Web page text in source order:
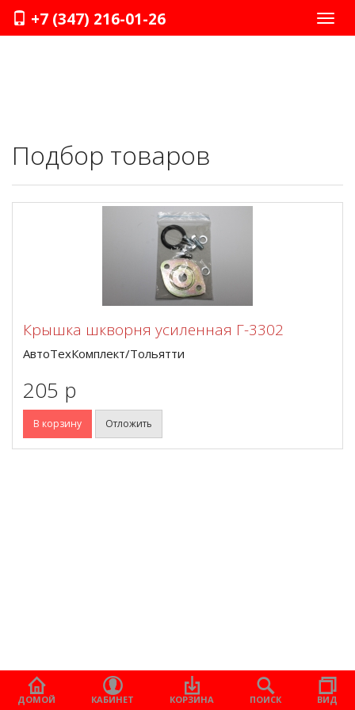
+7 (347) 216-01-26
Подбор товаров
Крышка шкворня усиленная Г-3302
АвтоТехКомплект/Тольятти
205 p
В корзину Отложить
ДОМОЙ КАБИНЕТ КОРЗИНА ПОИСК ВИД